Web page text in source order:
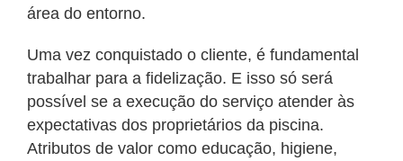
área do entorno.
Uma vez conquistado o cliente, é fundamental
trabalhar para a fidelização. E isso só será
possível se a execução do serviço atender às
expectativas dos proprietários da piscina.
Atributos de valor como educação, higiene,